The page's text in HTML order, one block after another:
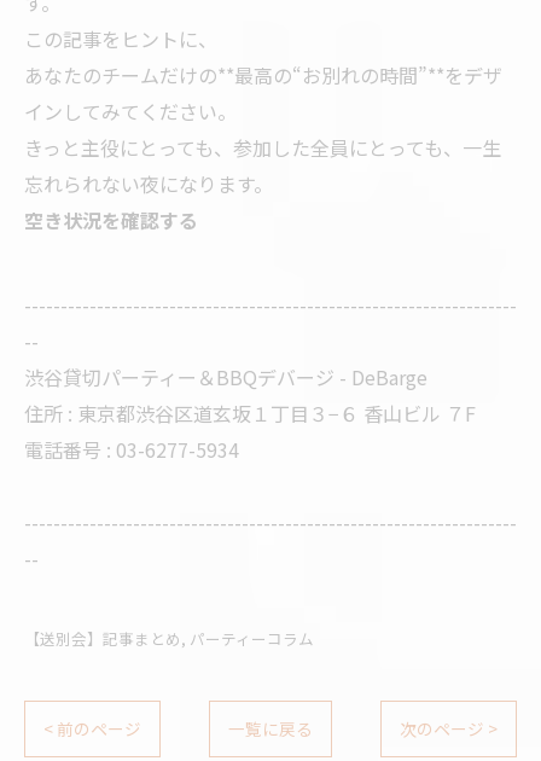
この記事をヒントに、
あなたのチームだけの**最高の“お別れの時間”**をデザ
インしてみてください。
きっと主役にとっても、参加した全員にとっても、一生
忘れられない夜になります。
空き状況を確認する
--------------------------------------------------------------------
--
渋谷貸切パーティー＆BBQデバージ - DeBarge
住所 : 東京都渋谷区道玄坂１丁目３−６ 香山ビル ７F
電話番号 : 03-6277-5934
--------------------------------------------------------------------
--
【送別会】記事まとめ パーティーコラム
< 前のページ 一覧に戻る 次のページ >